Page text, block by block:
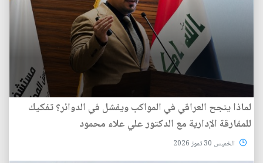
لماذا ينجح العراقي في المواكب ويفشل في الدوائر؟ تفكيك
للمفارقة الإدارية مع الدكتور علي علاء محمود
الخميس 30 تموز 2026